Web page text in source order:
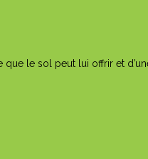
le sol peut lui offrir et